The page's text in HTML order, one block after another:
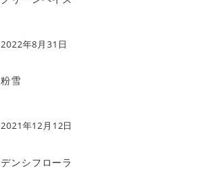
2022年8月31日
粉雪
2021年12月12日
デンシフローラ